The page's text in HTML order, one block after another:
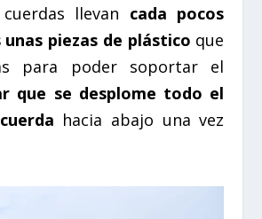
llevan cada pocos
piezas de plástico que
para poder soportar el
que se desplome todo el
hacia abajo una vez